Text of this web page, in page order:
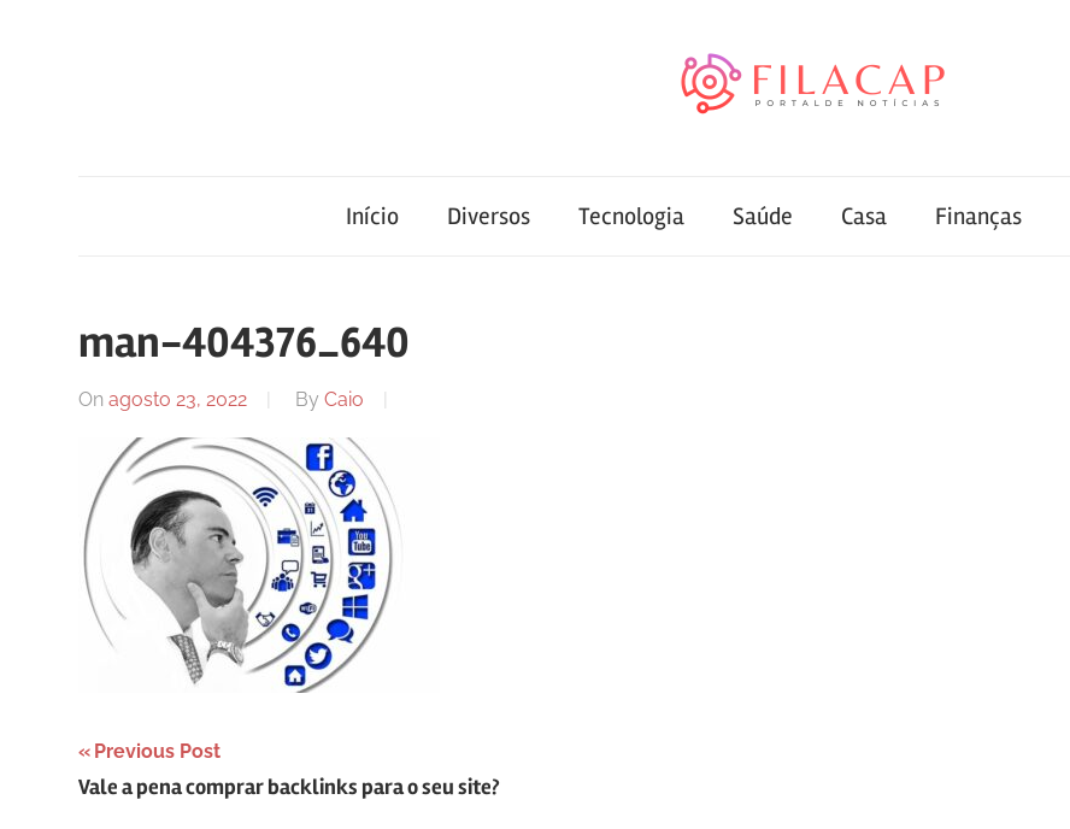
notícias
FilaCap
informações
relevantes.
Início Diversos Tecnologia Saúde Casa Finanças
man-404376_640
On agosto 23, 2022 By Caio
Navegação
de
Previous Post
Vale a pena comprar backlinks para o seu site?